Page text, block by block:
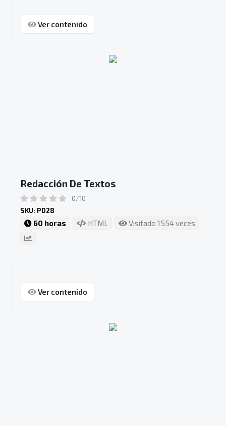
Ver contenido
Redacción De Textos
0/10
SKU: PD28
60 horas HTML Visitado 1554 veces
Ver contenido